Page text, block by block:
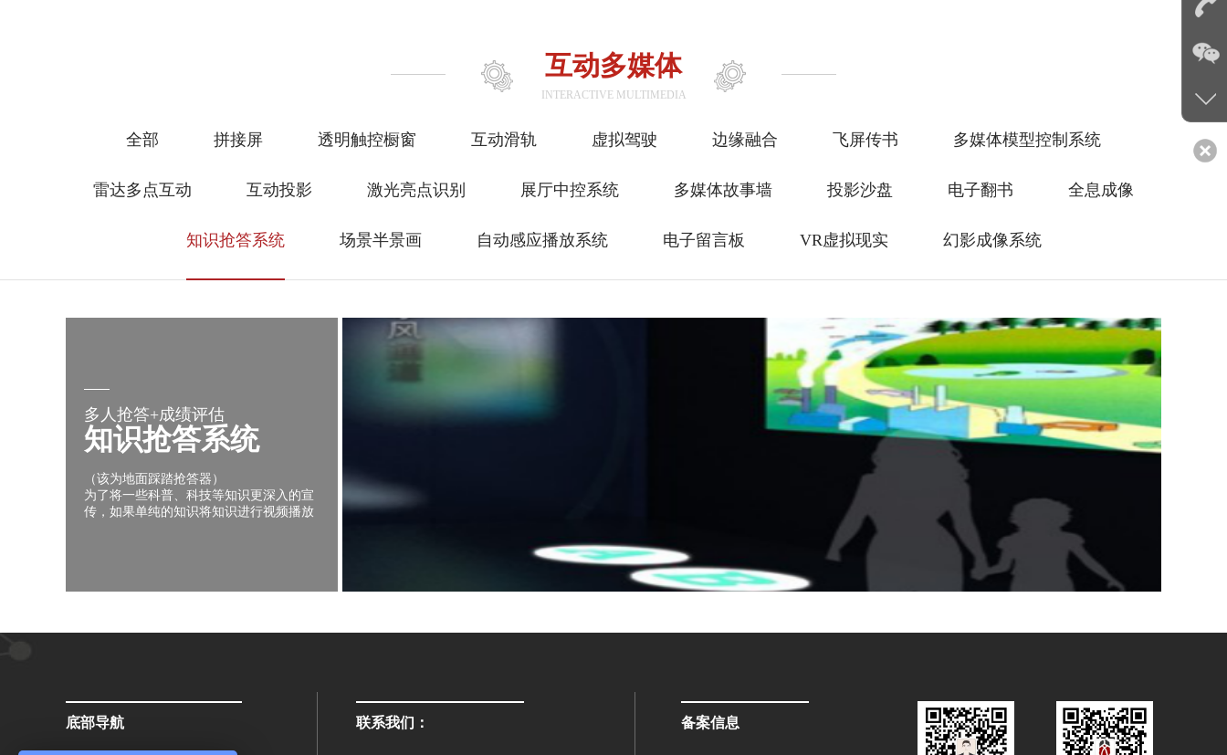
互动多媒体
INTERACTIVE MULTIMEDIA
全部 拼接屏 透明触控橱窗 互动滑轨 虚拟驾驶 边缘融合 飞屏传书 多媒体模型控制系统
雷达多点互动 互动投影 激光亮点识别 展厅中控系统 多媒体故事墙 投影沙盘 电子翻书 全息成像
知识抢答系统 场景半景画 自动感应播放系统 电子留言板 VR虚拟现实 幻影成像系统
多人抢答+成绩评估
知识抢答系统
（该为地面踩踏抢答器）
为了将一些科普、科技等知识更深入的宣
传，如果单纯的知识将知识进行视频播放
刻的记忆和理解。知识抢答系统可以手动
底部导航 联系我们： 备案信息